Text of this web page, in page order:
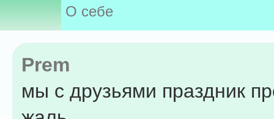
О себе
Prem
мы с друзьями праздник